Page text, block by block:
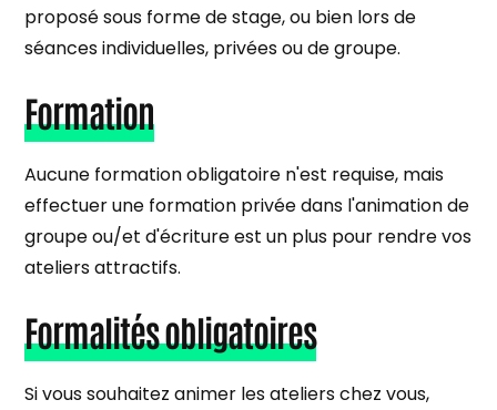
proposé sous forme de stage, ou bien lors de
séances individuelles, privées ou de groupe.
Formation
Aucune formation obligatoire n'est requise, mais
effectuer une formation privée dans l'animation de
groupe ou/et d'écriture est un plus pour rendre vos
ateliers attractifs.
Formalités obligatoires
Si vous souhaitez animer les ateliers chez vous,